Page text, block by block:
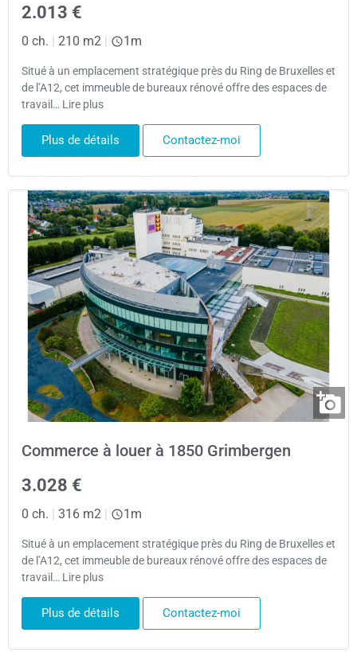
2.013 €
0 ch. 210 m2 1m
Situé à un emplacement stratégique près du Ring de Bruxelles et
de l’A12, cet immeuble de bureaux rénové offre des espaces de
travail… Lire plus
Plus de détails Contactez-moi
Commerce à louer à 1850 Grimbergen
3.028 €
0 ch. 316 m2 1m
Situé à un emplacement stratégique près du Ring de Bruxelles et
de l’A12, cet immeuble de bureaux rénové offre des espaces de
travail… Lire plus
Plus de détails Contactez-moi